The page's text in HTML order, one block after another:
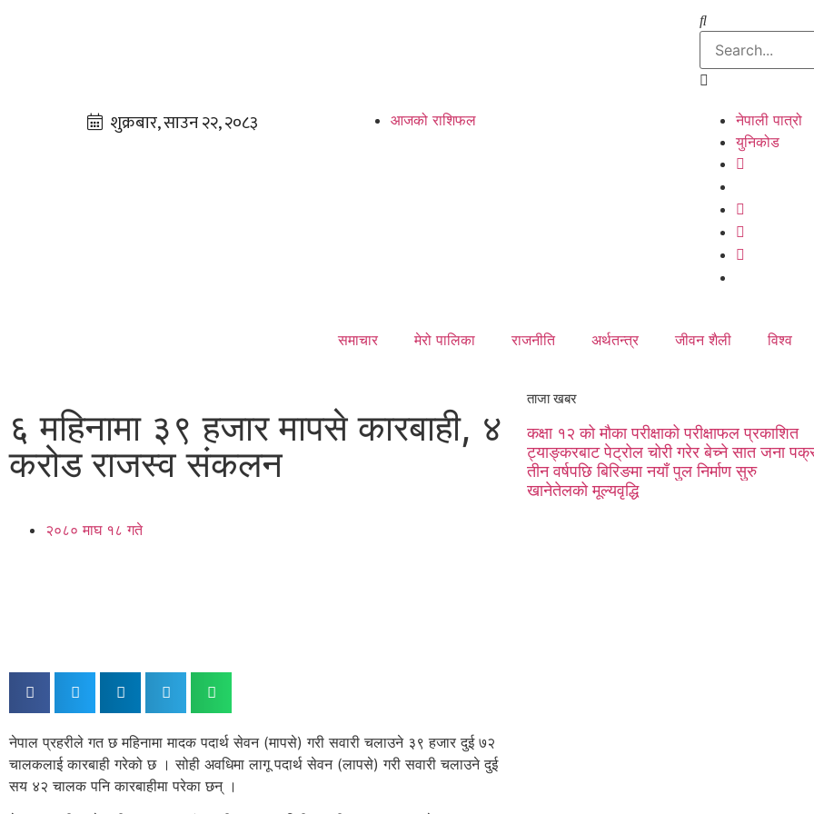
आजको राशिफल
नेपाली पात्रो
युनिकोड
समाचार मेरो पालिका राजनीति अर्थतन्त्र जीवन शैली विश्व
६ महिनामा ३९ हजार मापसे कारबाही, ४
करोड राजस्व संकलन
२०८० माघ १८ गते
नेपाल प्रहरीले गत छ महिनामा मादक पदार्थ सेवन (मापसे) गरी सवारी चलाउने ३९ हजार दुई ७२
चालकलाई कारबाही गरेको छ । सोही अवधिमा लागू पदार्थ सेवन (लापसे) गरी सवारी चलाउने दुई
सय ४२ चालक पनि कारबाहीमा परेका छन् ।
ताजा खबर
कक्षा १२ को मौका परीक्षाको परीक्षाफल प्रकाशित
ट्याङ्करबाट पेट्रोल चोरी गरेर बेच्ने सात जना
तीन वर्षपछि बिरिङमा नयाँ पुल निर्माण सुरु
खानेतेलको मूल्यवृद्धि